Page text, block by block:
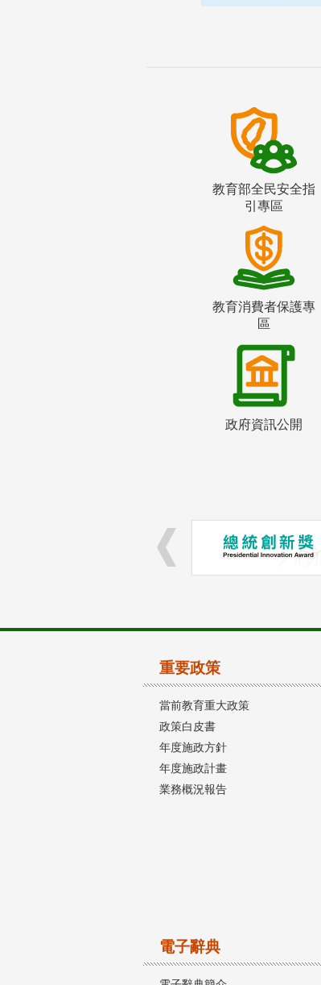
教育部全民安全指
引專區
教育消費者保護專
區
政府資訊公開
重要政策
當前教育重大政策
政策白皮書
年度施政方針
年度施政計畫
業務概況報告
電子辭典